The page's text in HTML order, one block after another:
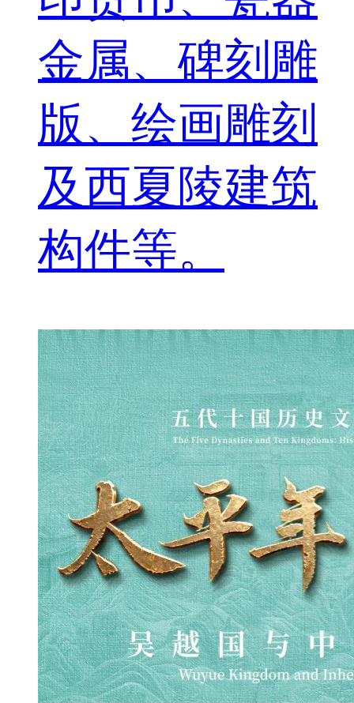
金属、碑刻雕
版、绘画雕刻
及西夏陵建筑
构件等。